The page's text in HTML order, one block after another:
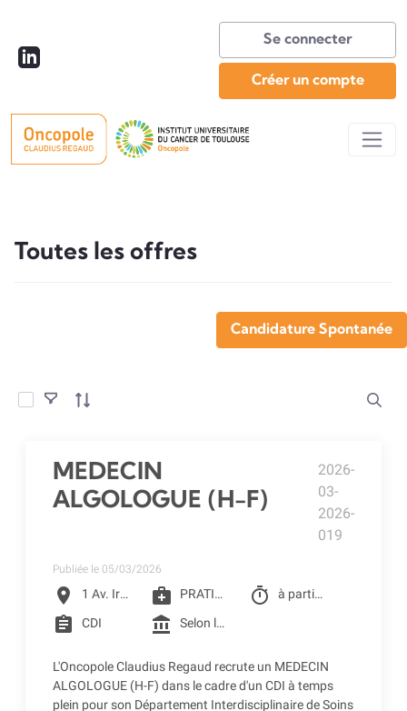
Se connecter
Créer un compte
Toutes les offres
Candidature Spontanée
Sélectionner les éléments
MEDECIN
ALGOLOGUE (H-F)
2026-
03-
2026-
019
Publiée le 05/03/2026
location_on 1 Av. Irène Joliot-Curie, Toulouse medical_services PRATICIEN DE CLCC timer à partir du 01/07/2026
assignment CDI account_balance Selon la grille de CLCC (selon profil) + CSE - Crèche d'entreprise - Restaurant d'entreprise - Remboursement des frais de transports (accessibilité bus + Teleo)
L'Oncopole Claudius Regaud recrute un MEDECIN
ALGOLOGUE (H-F) dans le cadre d'un CDI à temps
plein pour son Département Interdisciplinaire de Soins